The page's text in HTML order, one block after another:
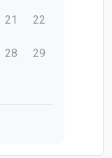
21 22
28 29